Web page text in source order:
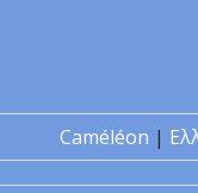
Caméléon |